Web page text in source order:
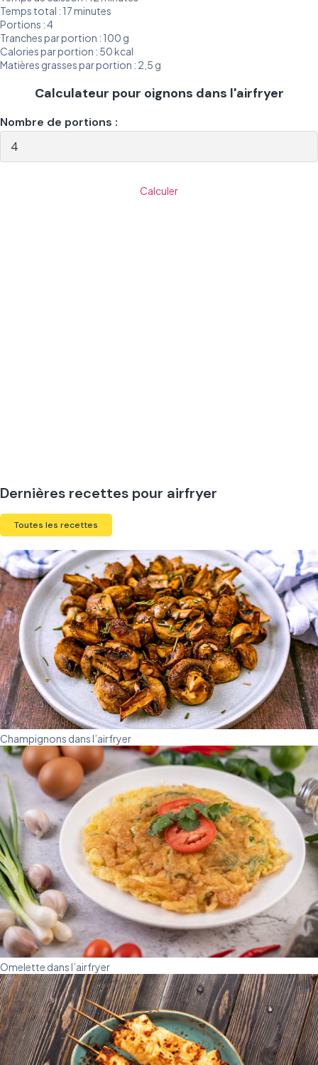
Temps total : 17 minutes
Portions : 4
Tranches par portion : 100 g
Calories par portion : 50 kcal
Matières grasses par portion : 2,5 g
Calculateur pour oignons dans l'airfryer
Nombre de portions :
Calculer
Dernières recettes pour airfryer
Toutes les recettes
Champignons dans l’airfryer
Omelette dans l’airfryer